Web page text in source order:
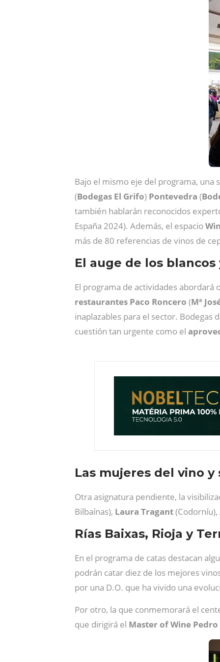
Bajo el mismo eje del programa,
(Bodegas El Grifo) Pontevedra (
también hablarán reconocidos
España 2024). Además, el espacio
más de 80 referencias de vinos de
El auge de los
El programa de actividades abordará
restaurantes Paco Roncero (Mª
inaplazables para el sector.
cuestión tan urgente como el
Las mujeres del vino
Otra asignatura pendiente, la
Bilbaínas), Laura Tragant(Codorníu),
Rías Baixas, Rioja y
En el programa de catas destacan
podrán catar diez de los mejores
por una D.O. que ha vivido una
Por otro, la que conmemorará el
que dirigirá el Master of Wine